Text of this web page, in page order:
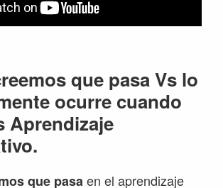
que pasa Vs lo
ocurre cuando
Aprendizaje
que pasaen el aprendizaje